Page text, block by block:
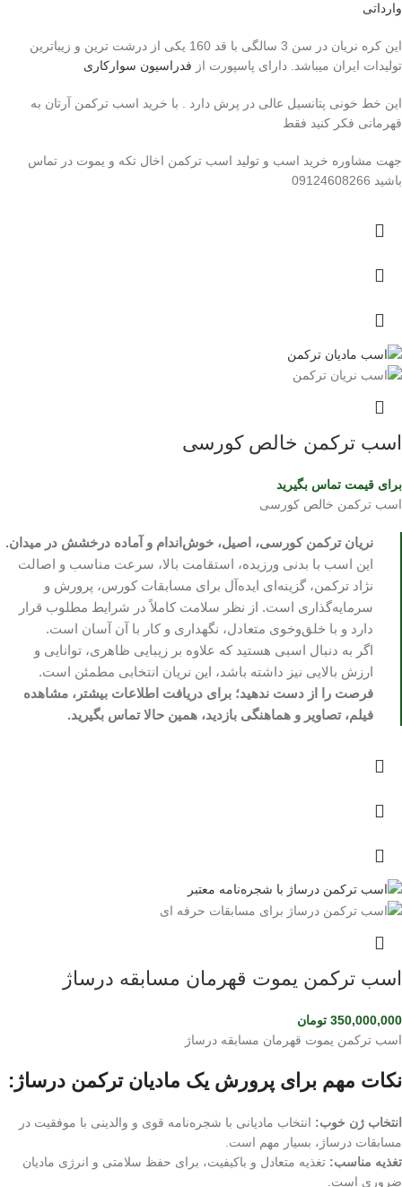
وارداتی
این کره نریان در سن 3 سالگی با قد 160 یکی از درشت ترین و زیباترین
تولیدات ایران میباشد. دارای پاسپورت از فدراسیون سوارکاری
این خط خونی پتانسیل عالی در پرش دارد . با خرید اسب ترکمن آرتان به
قهرمانی فکر کنید فقط
جهت مشاوره خرید اسب و تولید اسب ترکمن اخال تکه و یموت در تماس
باشید 09124608266
اسب ترکمن خالص کورسی
برای قیمت تماس بگیرید
اسب ترکمن خالص کورسی
نریان ترکمن کورسی، اصیل، خوش‌اندام و آماده درخشش در میدان.
این اسب با بدنی ورزیده، استقامت بالا، سرعت مناسب و اصالت
نژاد ترکمن، گزینه‌ای ایده‌آل برای مسابقات کورس، پرورش و
سرمایه‌گذاری است. از نظر سلامت کاملاً در شرایط مطلوب قرار
دارد و با خلق‌وخوی متعادل، نگهداری و کار با آن آسان است.
اگر به دنبال اسبی هستید که علاوه بر زیبایی ظاهری، توانایی و
ارزش بالایی نیز داشته باشد، این نریان انتخابی مطمئن است.
فرصت را از دست ندهید؛ برای دریافت اطلاعات بیشتر، مشاهده
فیلم، تصاویر و هماهنگی بازدید، همین حالا تماس بگیرید.
اسب ترکمن یموت قهرمان مسابقه درساژ
350,000,000 تومان
اسب ترکمن یموت قهرمان مسابقه درساژ
نکات مهم برای پرورش یک مادیان ترکمن درساژ:
انتخاب ژن خوب: انتخاب مادیانی با شجره‌نامه قوی و والدینی با موفقیت در
مسابقات درساژ، بسیار مهم است.
تغذیه مناسب: تغذیه متعادل و باکیفیت، برای حفظ سلامتی و انرژی مادیان
ضروری است.